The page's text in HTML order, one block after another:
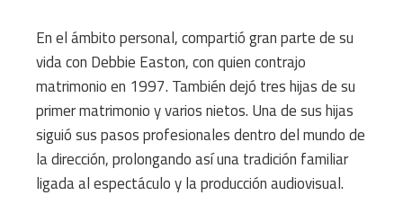
En el ámbito personal, compartió gran parte de su
vida con Debbie Easton, con quien contrajo
matrimonio en 1997. También dejó tres hijas de su
primer matrimonio y varios nietos. Una de sus hijas
siguió sus pasos profesionales dentro del mundo de
la dirección, prolongando así una tradición familiar
ligada al espectáculo y la producción audiovisual.